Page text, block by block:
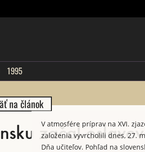
1995
na článok
začal
V atmosfére príprav na XVI.
založenia vyvrcholili dnes, 27.
Dňa učiteľov. Pohľad na